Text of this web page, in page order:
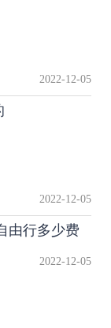
2022-12-05
2022-12-05
由行多少费
2022-12-05